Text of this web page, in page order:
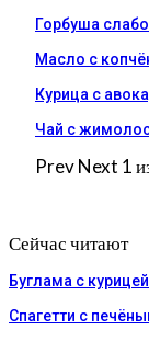
Горбуша
Масло с
Курица с
Чай с
PrevNext 1
Сейчас читают
Буглама с курицей
Спагетти с